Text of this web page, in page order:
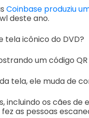
Coinbase produziu
deste ano.
icônico do DVD?
um código
tela, ele muda de
incluindo os cães
as pessoas